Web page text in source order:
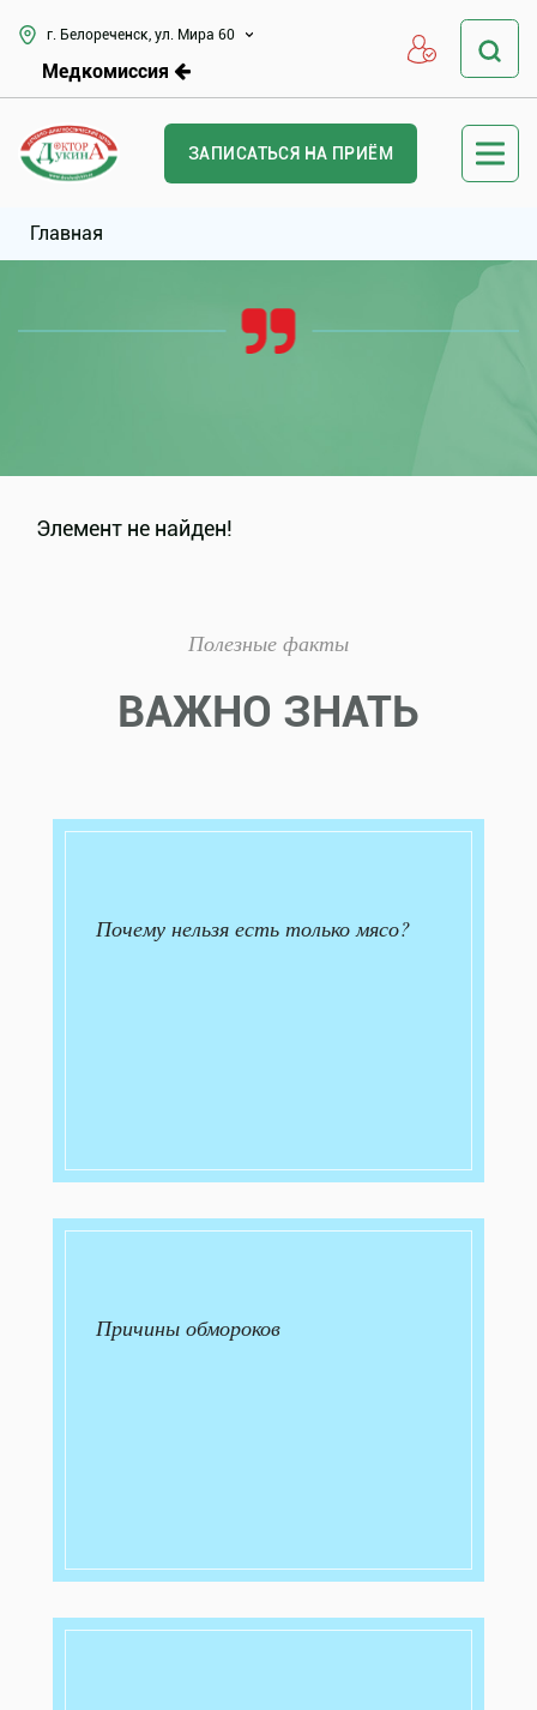
г. Белореченск, ул. Мира 60
Медкомиссия
ЗАПИСАТЬСЯ НА ПРИЁМ
Главная
Элемент не найден!
Полезные факты
ВАЖНО ЗНАТЬ
Почему нельзя есть только мясо?
Причины обмороков